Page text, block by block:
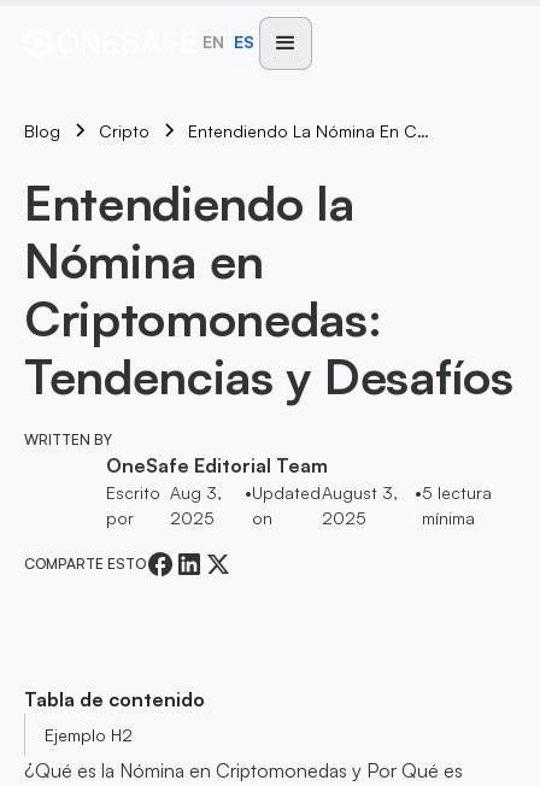
EN ES
Blog Cripto Entendiendo La Nómina En Criptomonedas: Tendencias Y Desafíos
Entendiendo la
Nómina en
Criptomonedas:
Tendencias y Desafíos
WRITTEN BY
OneSafe Editorial Team
Escrito
por
Aug 3,
2025
•Updated
on
August 3,
2025
•5 lectura
mínima
COMPARTE ESTO
Tabla de contenido
Ejemplo H2
¿Qué es la Nómina en Criptomonedas y Por Qué es